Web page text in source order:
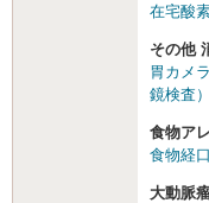
在宅酸
その他
胃カメ
鏡検査）
食物ア
食物経
大動脈